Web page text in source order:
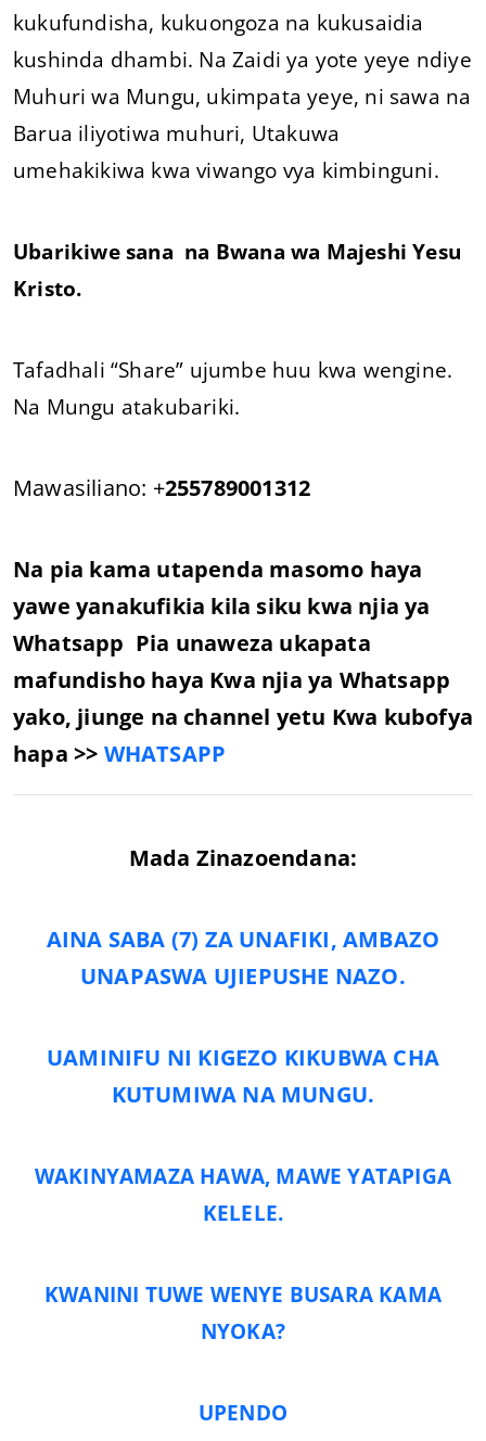
kukufundisha, kukuongoza na kukusaidia
kushinda dhambi. Na Zaidi ya yote yeye ndiye
Muhuri wa Mungu, ukimpata yeye, ni sawa na
Barua iliyotiwa muhuri, Utakuwa
umehakikiwa kwa viwango vya kimbinguni.
Ubarikiwe sana na Bwana wa Majeshi Yesu
Kristo.
Tafadhali “Share” ujumbe huu kwa wengine.
Na Mungu atakubariki.
Mawasiliano: +255789001312
Na pia kama utapenda masomo haya
yawe yanakufikia kila siku kwa njia ya
Whatsapp Pia unaweza ukapata
mafundisho haya Kwa njia ya Whatsapp
yako, jiunge na channel yetu Kwa kubofya
hapa >> WHATSAPP
Mada Zinazoendana:
AINA SABA (7) ZA UNAFIKI, AMBAZO
UNAPASWA UJIEPUSHE NAZO.
UAMINIFU NI KIGEZO KIKUBWA CHA
KUTUMIWA NA MUNGU.
WAKINYAMAZA HAWA, MAWE YATAPIGA
KELELE.
KWANINI TUWE WENYE BUSARA KAMA
NYOKA?
UPENDO